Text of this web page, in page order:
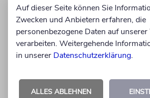
JUSTIZ
Israelischer Siedler
Tötung eines
angeklagt
Auf dieser Seite können Sie
Zwecken und Anbietern erfahren, die
personenbezogene Daten auf
verarbeiten. Weitergehende
in unserer Datenschutzerklärung.
ALLES ABLEHNEN